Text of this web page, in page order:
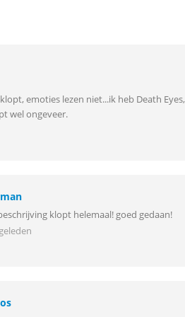
emoties lezen niet...ik heb Death
wel ongeveer.
klopt helemaal! goed gedaan!